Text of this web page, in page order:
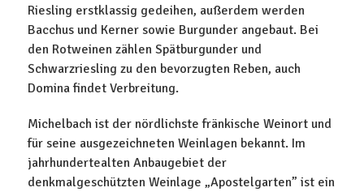
Riesling erstklassig gedeihen, außerdem werden
Bacchus und Kerner sowie Burgunder angebaut. Bei
den Rotweinen zählen Spätburgunder und
Schwarzriesling zu den bevorzugten Reben, auch
Domina findet Verbreitung.
Michelbach ist der nördlichste fränkische Weinort und
für seine ausgezeichneten Weinlagen bekannt. Im
jahrhundertealten Anbaugebiet der
denkmalgeschützten Weinlage „Apostelgarten” ist ein